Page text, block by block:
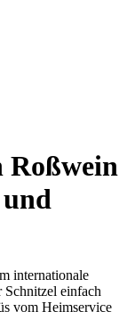
internationale
Schnitzel einfach
vom Heimservice